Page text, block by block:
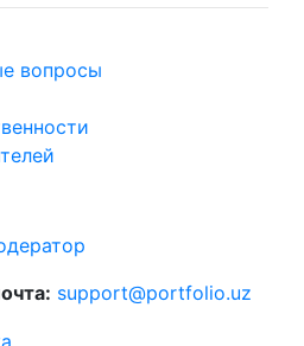
вопросы
support@portfolio.uz